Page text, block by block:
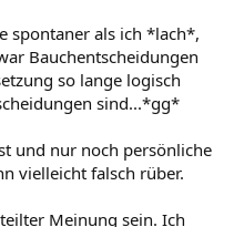
spontaner als ich *lach*,
Bauchentscheidungen
so lange logisch
sind...*gg*
und nur noch persönliche
vielleicht falsch rüber.
Meinung sein. Ich